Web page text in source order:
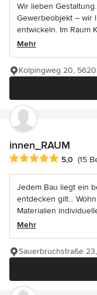
Wir lieben
Gewerbeobjekt – wir
entwickeln. Im Raum
Mehr
Kolpingweg 20,
innen_RAUM
Durchschnittliche
5,0 (15
Jedem Bau liegt ein
entdecken gilt...
Materialien
Mehr
Sauerbruchstraße